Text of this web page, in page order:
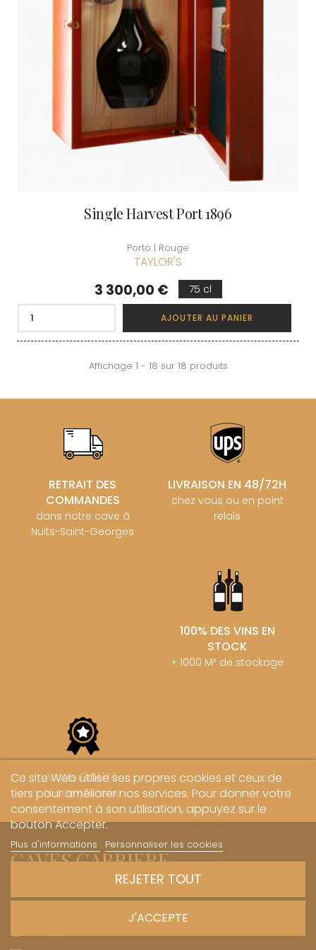
Single Harvest Port 1896
Porto | Rouge
TAYLOR'S
Prix
3 300,00 € 75 cl
AJOUTER AU PANIER
Affichage 1 - 18 sur 18 produits
RETRAIT DES
COMMANDES
dans notre cave à
Nuits-Saint-Georges
LIVRAISON EN 48/72H
chez vous ou en point
relais
100% DES VINS EN
STOCK
+ 1000 M² de stockage
Votre Fidélité
récompensée
CAVES CARRIERE
1 Rue des Sœurs Hospitalières - 21700 Nuits-Saint-Georges
Ce site Web utilise ses propres cookies et ceux de
tiers pour améliorer nos services. Pour donner votre
consentement à son utilisation, appuyez sur le
bouton Accepter.
Plus d'informations Personnaliser les cookies
REJETER TOUT
J'ACCEPTE